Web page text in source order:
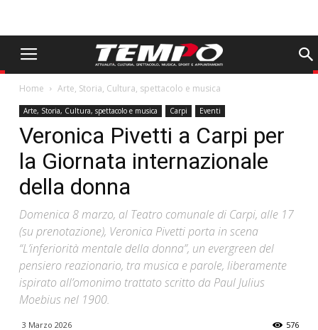
Home Arte, Storia, Cultura, spettacolo e musica
Arte, Storia, Cultura, spettacolo e musica Carpi Eventi
Veronica Pivetti a Carpi per
la Giornata internazionale
della donna
Domenica 8 marzo, al Teatro comunale di Carpi, alle 17
(su prenotazione), Veronica Pivetti porta in scena
“L’inferiorità mentale della donna”, un evergreen del
pensiero reazionario, tra musica e parole, liberamente
ispirato all’omonimo trattato scritto da Paul Julius
Moebius nel 1900.
3 Marzo 2026 576